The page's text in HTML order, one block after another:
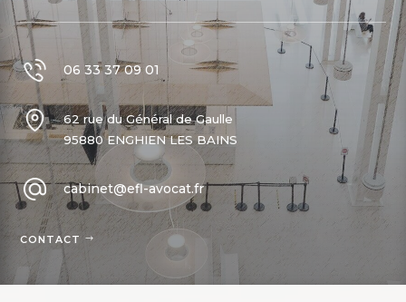
06 33 37 09 01
62 rue du Général de Gaulle
95880 ENGHIEN LES BAINS
cabinet@efl-avocat.fr
CONTACT